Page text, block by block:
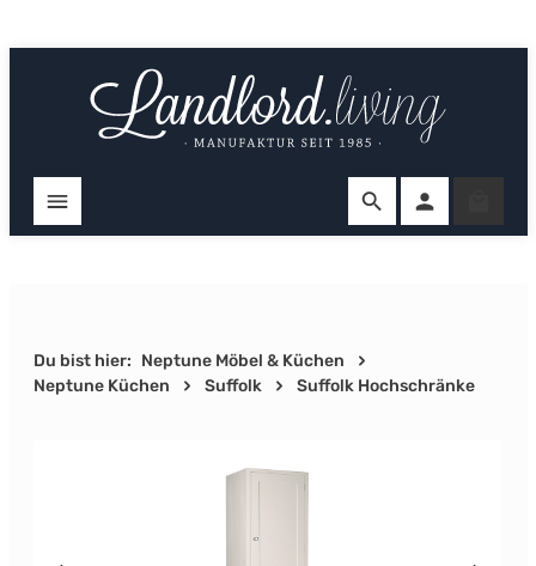
Du bist hier: Neptune Möbel & Küchen
Neptune Küchen
Suffolk Suffolk Hochschränke